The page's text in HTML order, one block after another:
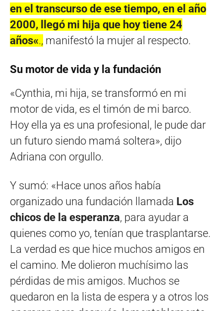
en el transcurso de ese tiempo, en el año
2000,
llegó mi hija que hoy tiene 24
años«., manifestó la mujer al respecto.
Su motor de vida y la fundación
«Cynthia, mi hija, se transformó en mi
motor de vida, es el timón de mi barco.
Hoy ella ya es una profesional, le pude dar
un futuro siendo mamá soltera», dijo
Adriana con orgullo.
Y sumó: «Hace unos años había
organizado una fundación llamada Los
chicos de la esperanza, para ayudar a
quienes como yo, tenían que trasplantarse.
La verdad es que hice muchos amigos en
el camino. Me dolieron muchísimo las
pérdidas de mis amigos. Muchos se
quedaron en la lista de espera y a otros los